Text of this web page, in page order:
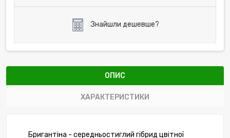
Знайшли дешевше?
ОПИС
ХАРАКТЕРИСТИКИ
Бригантіна - середньостиглий гібрид цвітної